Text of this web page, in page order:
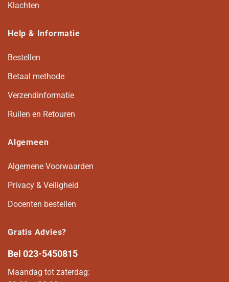
Klachten
Help & Informatie
Bestellen
Betaal methode
Verzendinformatie
Ruilen en Retouren
Algemeen
Algemene Voorwaarden
Privacy & Veiligheid
Docenten bestellen
Gratis Advies?
Bel 023-5450815
Maandag tot zaterdag: